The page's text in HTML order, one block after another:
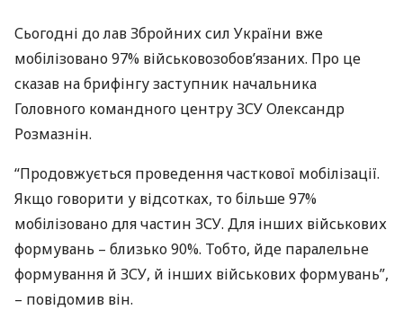
Сьогодні до лав Збройних сил України вже
мобілізовано 97% військовозобов’язаних. Про це
сказав на брифінгу заступник начальника
Головного командного центруЗСУОлександр
Розмазнін.
“Продовжується проведення часткової мобілізації.
Якщо говорити у відсотках, то більше 97%
мобілізовано для частин ЗСУ. Для інших військових
формувань – близько 90%. Тобто, йде паралельне
формування й ЗСУ, й інших військових формувань”,
– повідомив він.